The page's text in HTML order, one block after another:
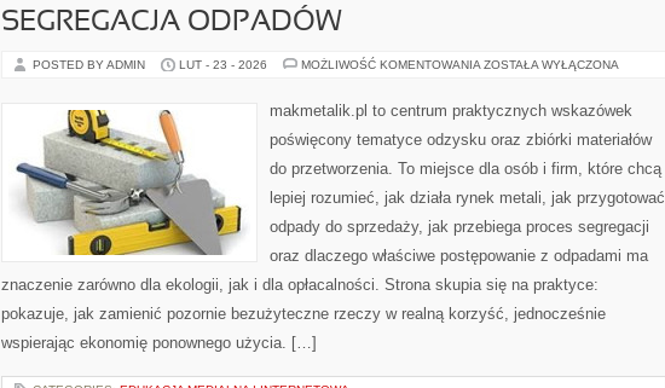
SEGREGACJA ODPADÓW
POSTED BY ADMIN LUT - 23 - 2026 MOŻLIWOŚĆ KOMENTOWANIA SEGREGACJA
ZOSTAŁA WYŁĄCZONA
makmetalik.pl to centrum praktycznych wskazówek
poświęcony tematyce odzysku oraz zbiórki materiałów
do przetworzenia. To miejsce dla osób i firm, które chcą
lepiej rozumieć, jak działa rynek metali, jak przygotować
odpady do sprzedaży, jak przebiega proces segregacji
oraz dlaczego właściwe postępowanie z odpadami ma
znaczenie zarówno dla ekologii, jak i dla opłacalności. Strona skupia się na praktyce:
pokazuje, jak zamienić pozornie bezużyteczne rzeczy w realną korzyść, jednocześnie
wspierając ekonomię ponownego użycia. […]